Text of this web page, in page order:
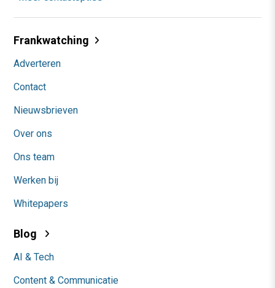
Frankwatching
Adverteren
Contact
Nieuwsbrieven
Over ons
Ons team
Werken bij
Whitepapers
Blog
AI & Tech
Content & Communicatie